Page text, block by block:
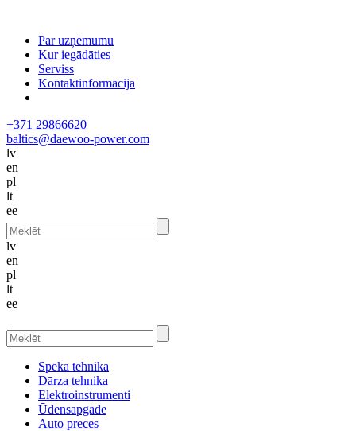
Par uzņēmumu
Kur iegādāties
Serviss
Kontaktinformācija
+371 29866620
baltics@daewoo-power.com
lv
en
pl
lt
ee
lv
en
pl
lt
ee
Spēka tehnika
Dārza tehnika
Elektroinstrumenti
Ūdensapgāde
Auto preces